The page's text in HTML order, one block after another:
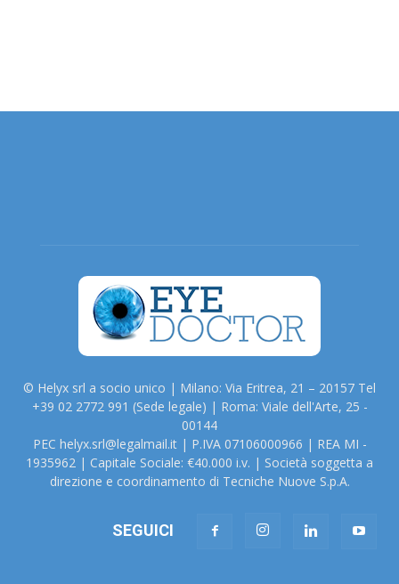
© Helyx srl a socio unico | Milano: Via Eritrea, 21 – 20157 Tel
+39 02 2772 991 (Sede legale) | Roma: Viale dell'Arte, 25 -
00144
PEC helyx.srl@legalmail.it | P.IVA 07106000966 | REA MI -
1935962 | Capitale Sociale: €40.000 i.v. | Società soggetta a
direzione e coordinamento di Tecniche Nuove S.p.A.
SEGUICI